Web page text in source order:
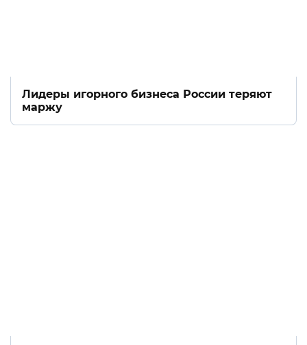
Лидеры игорного бизнеса России теряют
маржу